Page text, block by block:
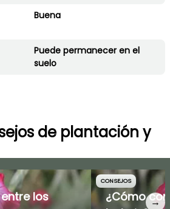
Buena
Puede permanecer en el
suelo
de plantación y
los
CONSEJOS
¿Cómo →